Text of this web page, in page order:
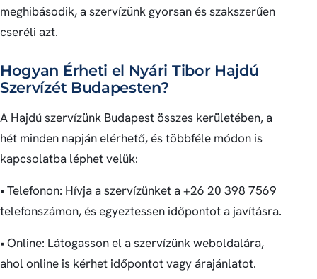
meghibásodik, a szervízünk gyorsan és szakszerűen
cseréli azt.
Hogyan Érheti el Nyári Tibor Hajdú
Szervízét Budapesten?
A Hajdú szervízünk Budapest összes kerületében, a
hét minden napján elérhető, és többféle módon is
kapcsolatba léphet velük:
• Telefonon: Hívja a szervízünket a +26 20 398 7569
telefonszámon, és egyeztessen időpontot a javításra.
• Online: Látogasson el a szervízünk weboldalára,
ahol online is kérhet időpontot vagy árajánlatot.